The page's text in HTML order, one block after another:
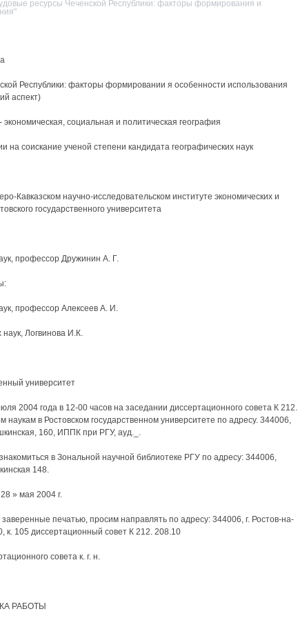
ресурсы Чеченской Республики: факторы формирования и
Республики: факторы формировании я особенности использования
аспект)
социальная и политическая география
на соискание ученой степени кандидата географических наук
Кавказском научно-исследовательском институте экономических и
государственного университета
профессор Дружинин А. Г.
профессор Алексеев А. И.
наук, Логвинова И.К.
университет
2004 года в 12-00 часов на заседании диссертационного совета К 212.
наукам в Ростовском государственном университете по адресу. 344006,
160, ИППК при РГУ, ауд._.
в Зональной научной библиотеке РГУ по адресу: 344006,
148.
» мая 2004 г.
печатью, просим направлять по адресу: 344006, г. Ростов-на-
к. 105 диссертационный совет К 212. 208.10
совета к. г. н.
РАБОТЫ